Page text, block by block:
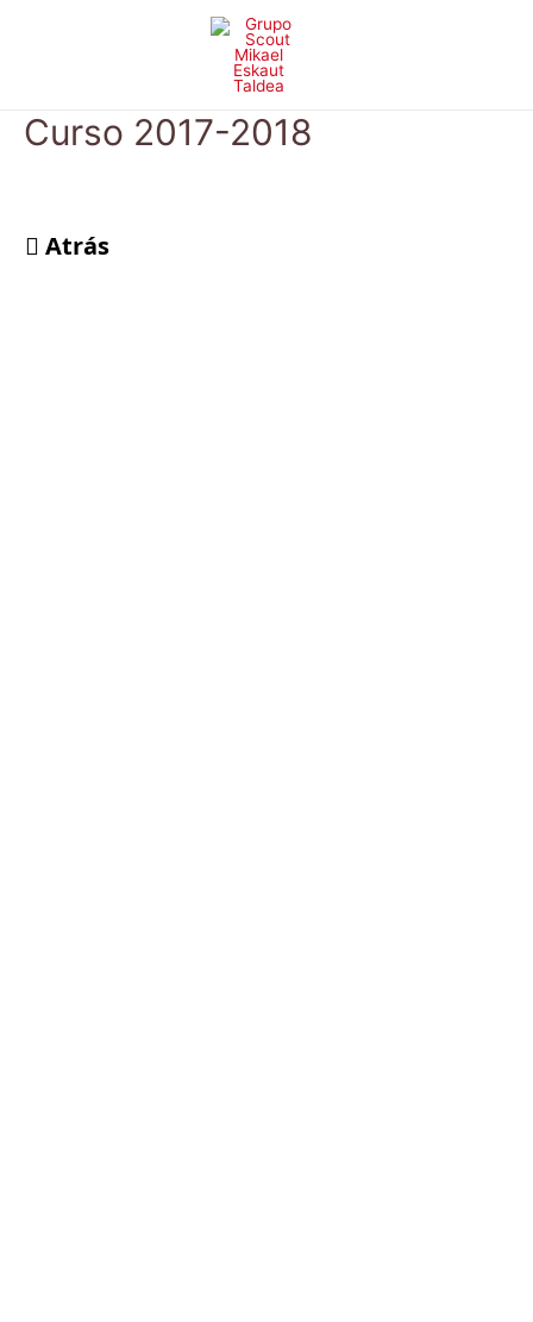
Curso 2017-2018
Atrás